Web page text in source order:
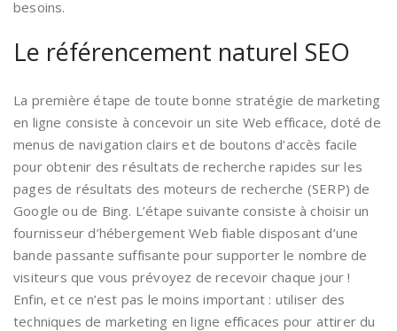
besoins.
Le référencement naturel SEO
La première étape de toute bonne stratégie de marketing
en ligne consiste à concevoir un site Web efficace, doté de
menus de navigation clairs et de boutons d’accès facile
pour obtenir des résultats de recherche rapides sur les
pages de résultats des moteurs de recherche (SERP) de
Google ou de Bing. L’étape suivante consiste à choisir un
fournisseur d’hébergement Web fiable disposant d’une
bande passante suffisante pour supporter le nombre de
visiteurs que vous prévoyez de recevoir chaque jour !
Enfin, et ce n’est pas le moins important : utiliser des
techniques de marketing en ligne efficaces pour attirer du